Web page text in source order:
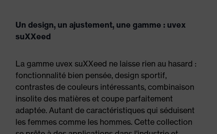
Un design, un ajustement, une gamme : uvex
suXXeed
La gamme uvex suXXeed ne laisse rien au hasard :
fonctionnalité bien pensée, design sportif,
contrastes de couleurs intéressants, combinaison
insolite des matières et coupe parfaitement
adaptée. Autant de caractéristiques qui séduisent
les femmes comme les hommes. Cette collection